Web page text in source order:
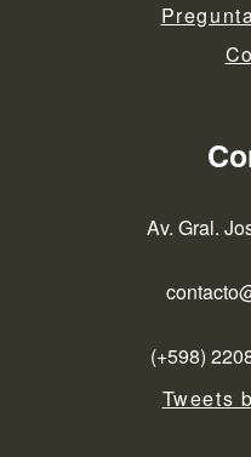
Av. Gral.
(+598)
Tweets